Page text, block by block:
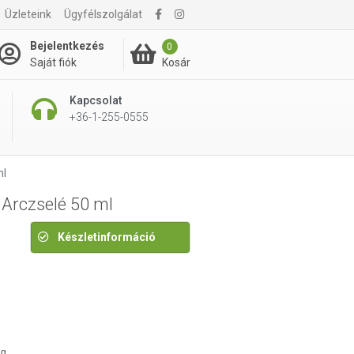
Üzleteink Ügyfélszolgálat
Bejelentkezés
Saját fiók
0
Kosár
Kapcsolat
+36-1-255-0555
5 060 Ft
50 ml
Készletinformáció